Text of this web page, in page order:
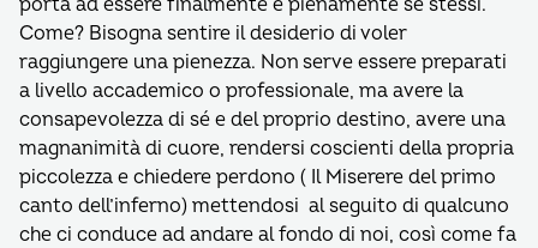
porta ad essere finalmente e pienamente sé stessi.
Come? Bisogna sentire il desiderio di voler
raggiungere una pienezza. Non serve essere preparati
a livello accademico o professionale, ma avere la
consapevolezza di sé e del proprio destino, avere una
magnanimità di cuore, rendersi coscienti della propria
piccolezza e chiedere perdono ( Il Miserere del primo
canto dell’inferno) mettendosi al seguito di qualcuno
che ci conduce ad andare al fondo di noi, così come fa